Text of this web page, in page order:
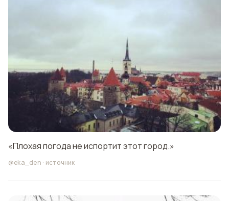
«Плохая погода не испортит этот город.»
@eka_den · источник